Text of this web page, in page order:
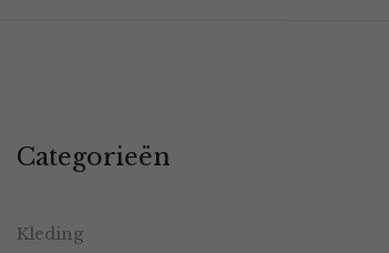
Categorieën
Kleding